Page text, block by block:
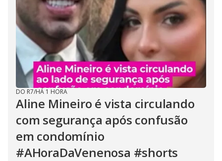
DO R7/HÁ 1 HORA
Aline Mineiro é vista circulando
com segurança após confusão
em condomínio
#AHoraDaVenenosa #shorts